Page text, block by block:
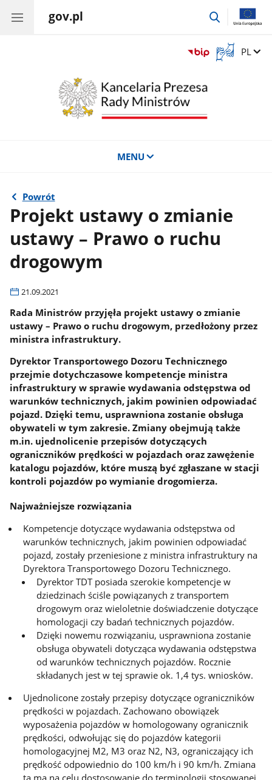
gov.pl
przejdź
Otwórz
okno
Zmień
PL
MENU
Powrót
Projekt ustawy o zmianie
ustawy – Prawo o ruchu
drogowym
21.09.2021
Rada Ministrów przyjęła projekt ustawy o zmianie
ustawy – Prawo o ruchu drogowym, przedłożony przez
ministra infrastruktury.
Dyrektor Transportowego Dozoru Technicznego
przejmie dotychczasowe kompetencje ministra
infrastruktury w sprawie wydawania odstępstwa od
warunków technicznych, jakim powinien odpowiadać
pojazd. Dzięki temu, usprawniona zostanie obsługa
obywateli w tym zakresie. Zmiany obejmują także
m.in. ujednolicenie przepisów dotyczących
ograniczników prędkości w pojazdach oraz zawężenie
katalogu pojazdów, które muszą być zgłaszane w stacji
kontroli pojazdów po wymianie drogomierza.
Najważniejsze rozwiązania
Kompetencje dotyczące wydawania odstępstwa od
warunków technicznych, jakim powinien odpowiadać
pojazd, zostały przeniesione z ministra infrastruktury na
Dyrektora Transportowego Dozoru Technicznego.
Dyrektor TDT posiada szerokie kompetencje w
dziedzinach ściśle powiązanych z transportem
drogowym oraz wieloletnie doświadczenie dotyczące
homologacji czy badań technicznych pojazdów.
Dzięki nowemu rozwiązaniu, usprawniona zostanie
obsługa obywateli dotycząca wydawania odstępstwa
od warunków technicznych pojazdów. Rocznie
składanych jest w tej sprawie ok. 1,4 tys. wniosków.
Ujednolicone zostały przepisy dotyczące ograniczników
prędkości w pojazdach. Zachowano obowiązek
wyposażenia pojazdów w homologowany ogranicznik
prędkości, odwołując się do pojazdów kategorii
homologacyjnej M2, M3 oraz N2, N3, ograniczający ich
prędkość odpowiednio do 100 km/h i 90 km/h. Zmiana
ta ma na celu dostosowanie do terminologii stosowanej